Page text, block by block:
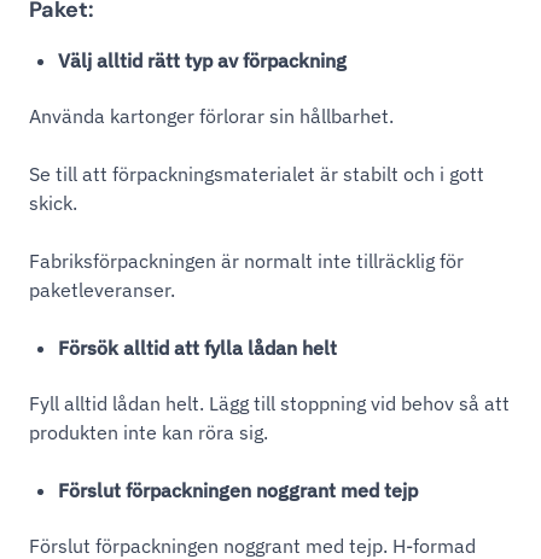
Paket:
Välj alltid rätt typ av förpackning
Använda kartonger förlorar sin hållbarhet.
Se till att förpackningsmaterialet är stabilt och i gott
skick.
Fabriksförpackningen är normalt inte tillräcklig för
paketleveranser.
Försök alltid att fylla lådan helt
Fyll alltid lådan helt. Lägg till stoppning vid behov så att
produkten inte kan röra sig.
Förslut förpackningen noggrant med tejp
Förslut förpackningen noggrant med tejp. H-formad